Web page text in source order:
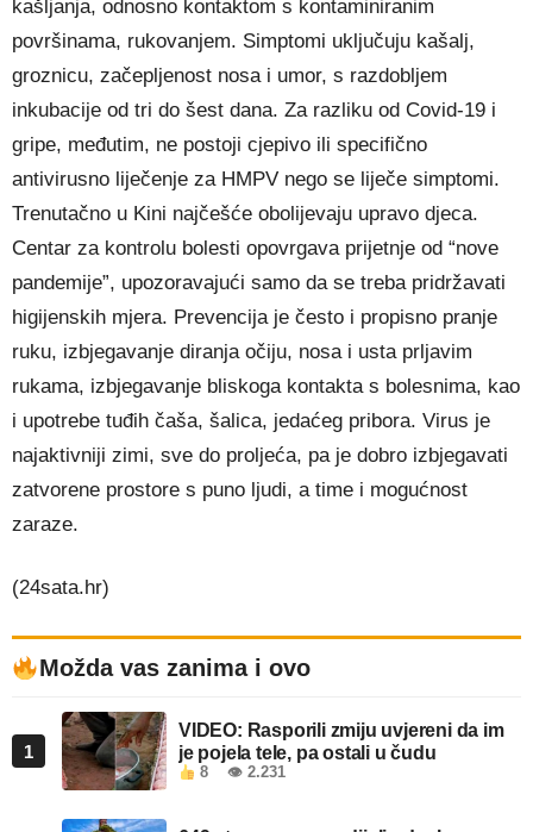
kašljanja, odnosno kontaktom s kontaminiranim
površinama, rukovanjem. Simptomi uključuju kašalj,
groznicu, začepljenost nosa i umor, s razdobljem
inkubacije od tri do šest dana. Za razliku od Covid-19 i
gripe, međutim, ne postoji cjepivo ili specifično
antivirusno liječenje za HMPV nego se liječe simptomi.
Trenutačno u Kini najčešće obolijevaju upravo djeca.
Centar za kontrolu bolesti opovrgava prijetnje od “nove
pandemije”, upozoravajući samo da se treba pridržavati
higijenskih mjera. Prevencija je često i propisno pranje
ruku, izbjegavanje diranja očiju, nosa i usta prljavim
rukama, izbjegavanje bliskoga kontakta s bolesnima, kao
i upotrebe tuđih čaša, šalica, jedaćeg pribora. Virus je
najaktivniji zimi, sve do proljeća, pa je dobro izbjegavati
zatvorene prostore s puno ljudi, a time i mogućnost
zaraze.
(24sata.hr)
Možda vas zanima i ovo
1
VIDEO: Rasporili zmiju uvjereni da im
je pojela tele, pa ostali u čudu
8 👁 2.231